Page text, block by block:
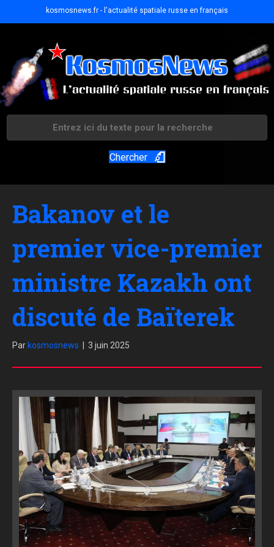
kosmosnews.fr - l'actualité spatiale russe en français
Chercher
Bakanov et le
premier vice-premier
ministre Kazakh ont
discuté de Baïterek
Par kosmosnews 3 juin 2025